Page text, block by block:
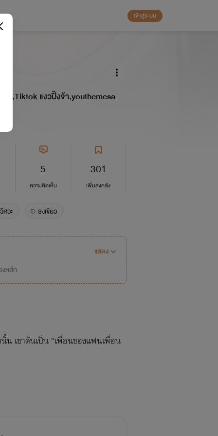
เข้าสู่ระบบ
แงวปิ้งจ้า,youthemesa
5
ความคิดเห็น
301
เพิ่มลงคลัง
วิศวะ ธงเขียว
แสดง
งหลัก
นั้น เขาดันเป็น “เพื่อนของแฟนเพื่อน